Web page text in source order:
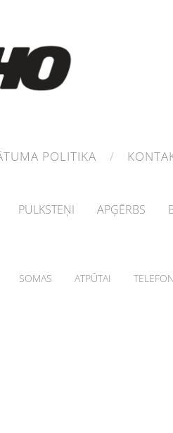
POLITIKA
PULKSTEŅI APĢĒRBS
SOMAS ATPŪTAI